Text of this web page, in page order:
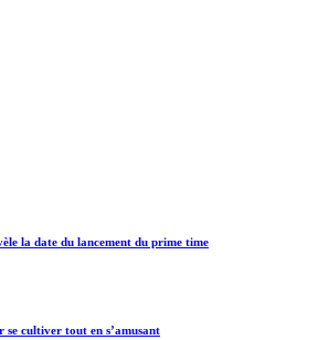
la date du lancement du prime time
se cultiver tout en s’amusant